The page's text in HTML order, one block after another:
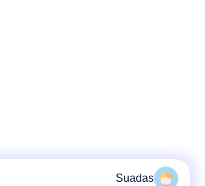
Suadas